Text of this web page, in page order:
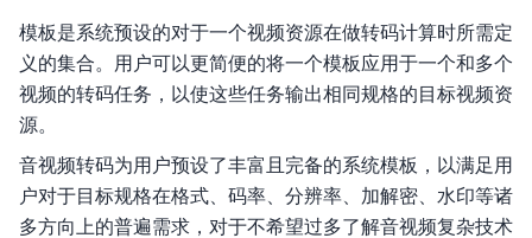
理
MCP
功能发布记录
模板是系统预设的对于一个视频资源在做转码计算时所需定
义的集合。用户可以更简便的将一个模板应用于一个和多个
视频的转码任务，以使这些任务输出相同规格的目标视频资
源。
音视频转码为用户预设了丰富且完备的系统模板，以满足用
户对于目标规格在格式、码率、分辨率、加解密、水印等诸
多方向上的普遍需求，对于不希望过多了解音视频复杂技术